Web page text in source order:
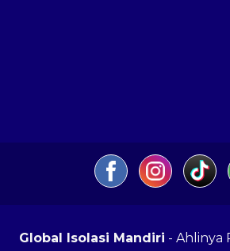
Global Isolasi Mandiri - Ahlinya